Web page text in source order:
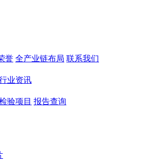
誉 全产业链布局 联系我们
业资讯
验项目 报告查询